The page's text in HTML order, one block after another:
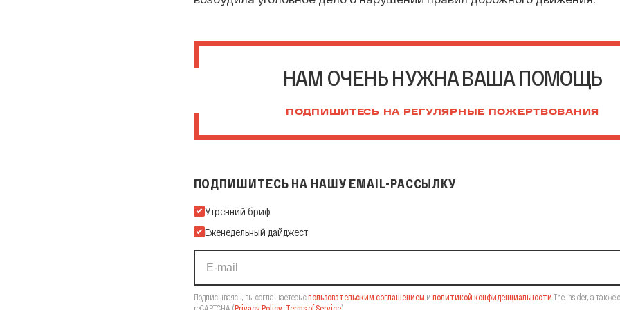
НАМ ОЧЕНЬ НУЖНА ВАША ПОМОЩЬ
ПОДПИШИТЕСЬ НА РЕГУЛЯРНЫЕ ПОЖЕРТВОВАНИЯ
ПОДПИШИТЕСЬ НА НАШУ EMAIL-РАССЫЛКУ
Подпишитесь на нашу Email-рассылку
Утренний бриф
Еженедельный дайджест
Подписываясь, вы соглашаетесь спользовательским соглашением и политикой конфиденциальности The Insider, а также
reCAPTCHA (Privacy Policy, Terms of Service).